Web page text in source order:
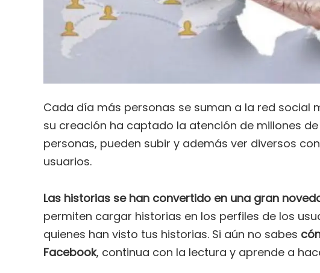
Cada día más personas se suman a la red social
su creación ha captado la atención de millones
personas, pueden subir y además ver diversos
usuarios.
Las historias se han convertido en una gran
permiten cargar historias en los perfiles de los
quienes han visto tus historias. Si aún no sabes
Facebook, continua con la lectura y aprende a